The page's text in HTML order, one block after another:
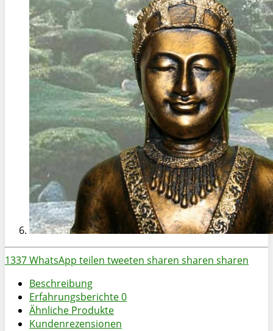
1337WhatsApp teilen tweeten sharen sharen sharen
Beschreibung
Erfahrungsberichte0
Ähnliche Produkte
Kundenrezensionen